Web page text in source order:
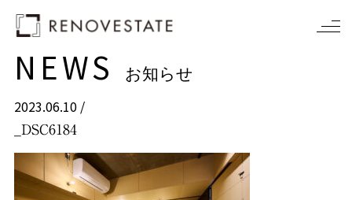
NEWS お知らせ
2023.06.10 /
_DSC6184